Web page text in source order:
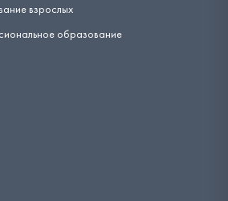
взрослых
образование